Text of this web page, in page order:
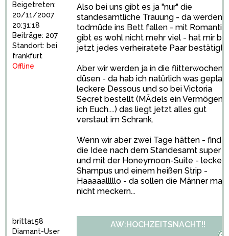
Beigetreten:
20/11/2007
20:31:18
Beiträge: 207
Standort: bei
frankfurt
Offline
Also bei uns gibt es ja "nur" die
standesamtliche Trauung - da werden
todmüde ins Bett fallen - mit Romantik
gibt es wohl nicht mehr viel - hat mir bis
jetzt jedes verheiratete Paar bestätigt
Aber wir werden ja in die flitterwochen
düsen - da hab ich natürlich was
leckere Dessous und so bei Victoria
Secret bestellt (MÄdels ein Vermögen
ich Euch....) das liegt jetzt alles gut
verstaut im Schrank.
Wenn wir aber zwei Tage hätten - find
die Idee nach dem Standesamt super -
und mit der Honeymoon-Suite - lecker
Shampus und einem heißen Strip -
Haaaaalllllo - da sollen die Männer mal
nicht meckern...
britta158
Diamant-User
AW:HOCHZEITSNACHT!!